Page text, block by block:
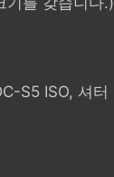
S5 ISO, 셔터